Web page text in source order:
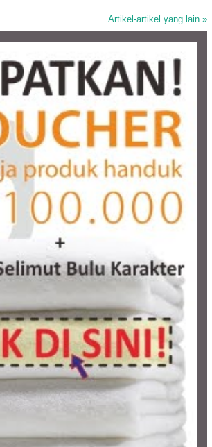
Artikel-artikel yang lain »